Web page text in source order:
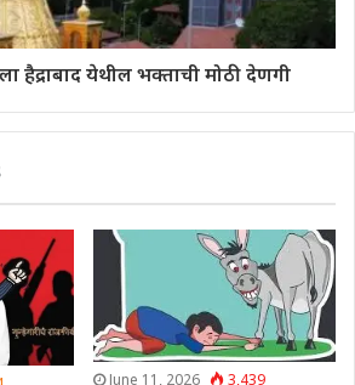
हैद्राबाद येथील भक्ताची मोठी देणगी
June 11, 2026 3,439